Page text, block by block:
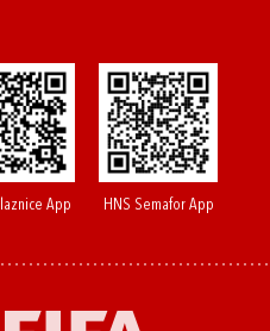
App HNS Semafor App